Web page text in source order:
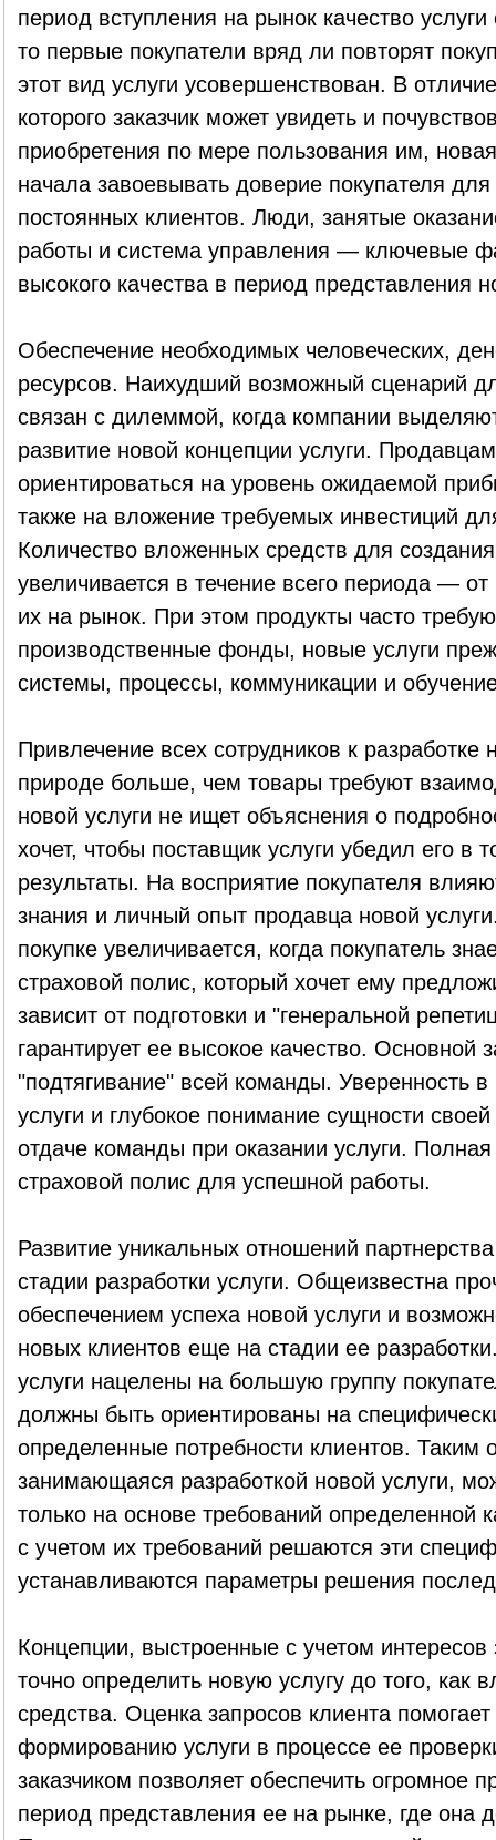
период вступления на рынок качество
то первые покупатели вряд ли повторят
этот вид услуги усовершенствован. В
которого заказчик может увидеть и
приобретения по мере пользования им,
начала завоевывать доверие покупателя
постоянных клиентов. Люди, занятые
работы и система управления — ключевые
высокого качества в период представления
Обеспечение необходимых человеческих,
ресурсов. Наихудший возможный сценарий
связан с дилеммой, когда компании
развитие новой концепции услуги.
ориентироваться на уровень ожидаемой
также на вложение требуемых инвестиций
Количество вложенных средств для создания
увеличивается в течение всего периода —
их на рынок. При этом продукты часто
производственные фонды, новые услуги
системы, процессы, коммуникации и
Привлечение всех сотрудников к разработке
природе больше, чем товары требуют
новой услуги не ищет объяснения о
хочет, чтобы поставщик услуги убедил его в
результаты. На восприятие покупателя
знания и личный опыт продавца новой
покупке увеличивается, когда покупатель
страховой полис, который хочет ему
зависит от подготовки и "генеральной
гарантирует ее высокое качество. Основной
"подтягивание" всей команды. Уверенность
услуги и глубокое понимание сущности
отдаче команды при оказании услуги.
страховой полис для успешной работы.
Развитие уникальных отношений
стадии разработки услуги. Общеизвестна
обеспечением успеха новой услуги и
новых клиентов еще на стадии ее
услуги нацелены на большую группу
должны быть ориентированы на
определенные потребности клиентов. Таким
занимающаяся разработкой новой услуги,
только на основе требований определенной
с учетом их требований решаются эти
устанавливаются параметры решения
Концепции, выстроенные с учетом интересов
точно определить новую услугу до того, как
средства. Оценка запросов клиента
формированию услуги в процессе ее
заказчиком позволяет обеспечить огромное
период представления ее на рынке, где она